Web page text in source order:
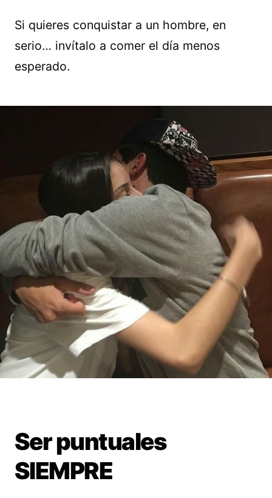
Si quieres conquistar a un hombre, en
serio… invítalo a comer el día menos
esperado.
Ser puntuales
SIEMPRE